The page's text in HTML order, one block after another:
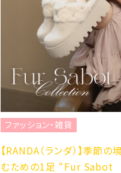
ファッション・雑貨
【RANDA（ランダ）】季節
むための1足 “Fur Sabot